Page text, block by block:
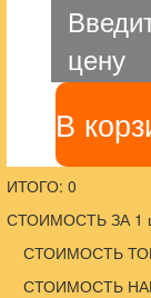
цену
В
ИТОГО: 0
СТОИМОСТЬ ЗА 1
СТОИМОСТЬ
СТОИМОСТЬ